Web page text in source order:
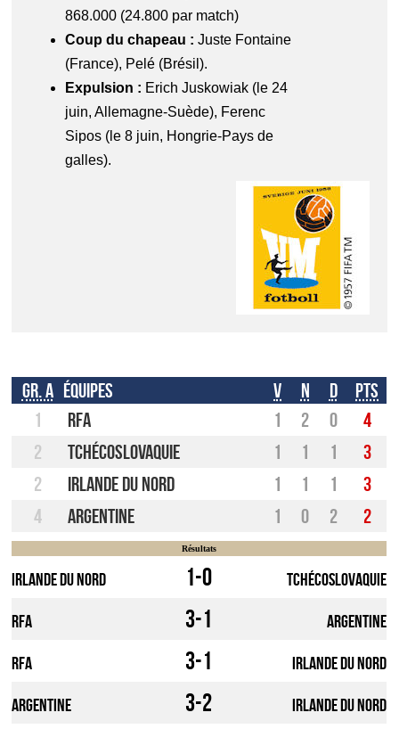
868.000 (24.800 par match)
Coup du chapeau : Juste Fontaine
(France), Pelé (Brésil).
Expulsion : Erich Juskowiak (le 24
juin, Allemagne-Suède), Ferenc
Sipos (le 8 juin, Hongrie-Pays de
galles).
Gr. A Équipes V N D
Pts
1
RFA 1 2 0
4
2
Tchécoslovaquie 1 1 1
3
2
Irlande du Nord 1 1 1
3
4
Argentine 1 0 2 2
Résultats
Irlande du Nord 1-0 Tchécoslovaquie
RFA 3-1 Argentine
RFA 3-1 Irlande du Nord
Argentine 3-2 Irlande du Nord